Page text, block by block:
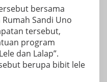
bersama
Rumah Sandi Uno
tersebut,
program
dan Lalap”.
berupa bibit lele